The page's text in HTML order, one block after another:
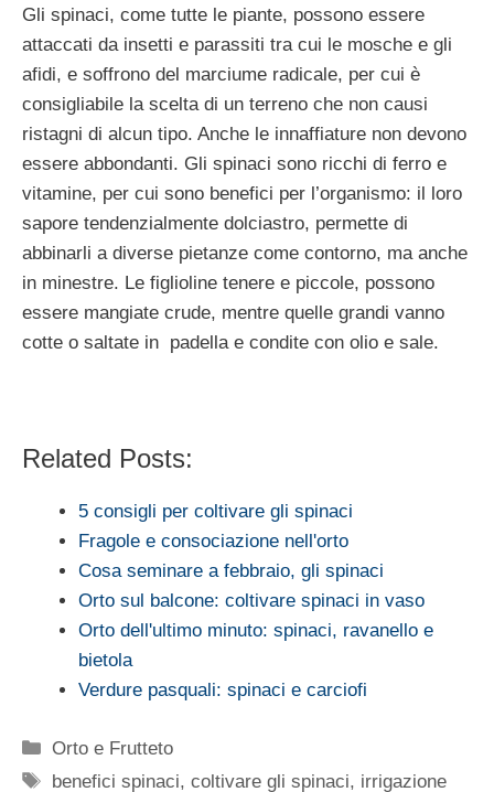
Gli spinaci, come tutte le piante, possono essere
attaccati da insetti e parassiti tra cui le mosche e gli
afidi, e soffrono del marciume radicale, per cui è
consigliabile la scelta di un terreno che non causi
ristagni di alcun tipo. Anche le innaffiature non devono
essere abbondanti. Gli spinaci sono ricchi di ferro e
vitamine, per cui sono benefici per l’organismo: il loro
sapore tendenzialmente dolciastro, permette di
abbinarli a diverse pietanze come contorno, ma anche
in minestre. Le figlioline tenere e piccole, possono
essere mangiate crude, mentre quelle grandi vanno
cotte o saltate in padella e condite con olio e sale.
Related Posts:
5 consigli per coltivare gli spinaci
Fragole e consociazione nell'orto
Cosa seminare a febbraio, gli spinaci
Orto sul balcone: coltivare spinaci in vaso
Orto dell'ultimo minuto: spinaci, ravanello e
bietola
Verdure pasquali: spinaci e carciofi
Categorie
Orto e Frutteto
Tag
benefici spinaci,coltivare gli spinaci, irrigazione